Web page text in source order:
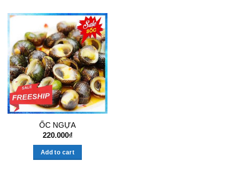
ỐC NGỰA
220.000₫
Add to cart